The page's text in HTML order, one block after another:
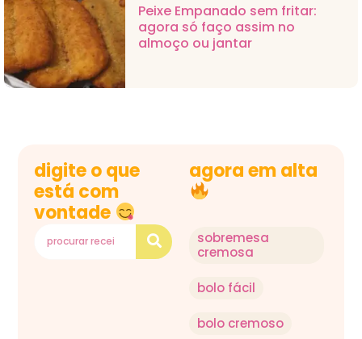
Peixe Empanado sem fritar:
agora só faço assim no
almoço ou jantar
digite o que
está com
vontade
agora em alta
sobremesa
cremosa
bolo fácil
bolo cremoso